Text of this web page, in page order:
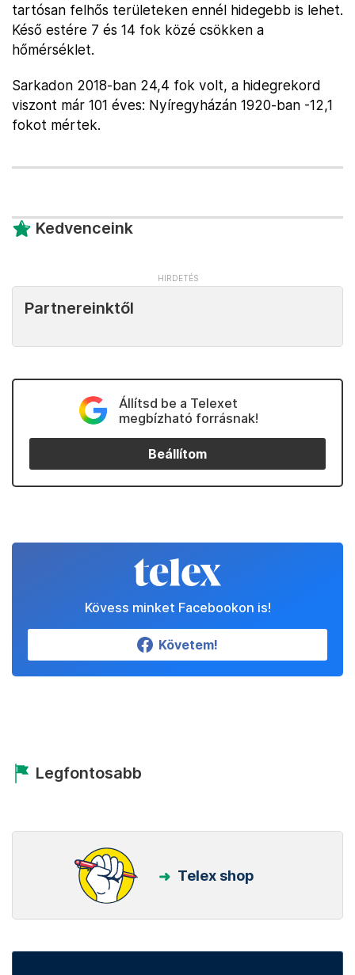
tartósan felhős területeken ennél hidegebb is lehet.
Késő estére 7 és 14 fok közé csökken a
hőmérséklet.
Sarkadon 2018-ban 24,4 fok volt, a hidegrekord
viszont már 101 éves: Nyíregyházán 1920-ban -12,1
fokot mértek.
Kedvenceink
Partnereinktől
Állítsd be a Telexet
megbízható forrásnak!
Beállítom
Kövess minket Facebookon is!
Követem!
Legfontosabb
Telex shop